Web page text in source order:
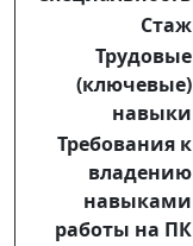
Стаж
Трудовые
(ключевые)
навыки
Требования к
владению
навыками
работы на ПК